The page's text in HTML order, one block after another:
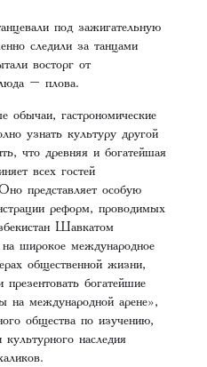
под зажигательную
следили за танцами
восторг от
– плова.
обычаи, гастрономические
узнать культуру другой
что древняя и богатейшая
всех гостей
представляет особую
реформ, проводимых
Шавкатом
широкое международное
общественной жизни,
презентовать богатейшие
на международной арене»,
общества по изучению,
наследия